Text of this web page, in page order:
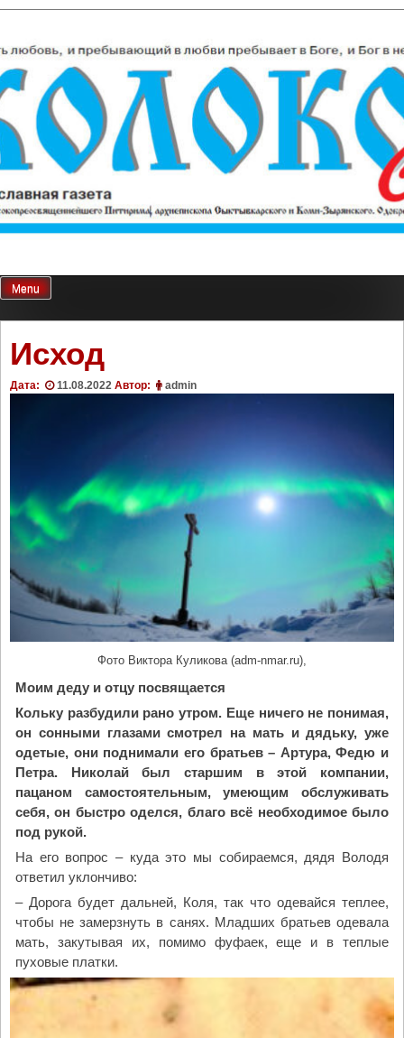
content
Колокол Севера
Menu
Исход
Дата: 11.08.2022 Автор: admin
Фото Виктора Куликова (adm-nmar.ru),
Моим деду и отцу посвящается
Кольку разбудили рано утром. Еще ничего не понимая,
он сонными глазами смотрел на мать и дядьку, уже
одетые, они поднимали его братьев – Артура, Федю и
Петра. Николай был старшим в этой компании,
пацаном самостоятельным, умеющим обслуживать
себя, он быстро оделся, благо всё необходимое было
под рукой.
На его вопрос – куда это мы собираемся, дядя Володя
ответил уклончиво:
– Дорога будет дальней, Коля, так что одевайся теплее,
чтобы не замерзнуть в санях. Младших братьев одевала
мать, закутывая их, помимо фуфаек, еще и в теплые
пуховые платки.